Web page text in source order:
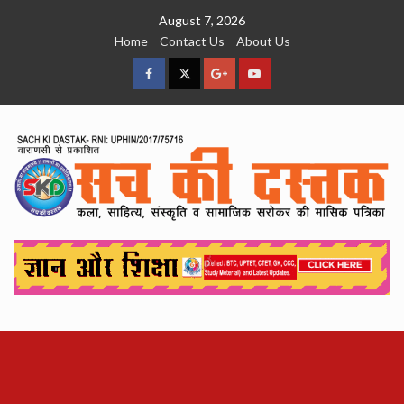
August 7, 2026
Home
Contact Us About Us
facebookTwitterGoogleYouTube